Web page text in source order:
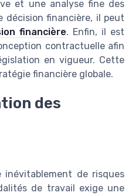
et une analyse fine des
décision financière, il peut
financière. Enfin, il est
contractuelle afin
en vigueur. Cette
financière globale.
des
inévitablement de risques
de travail exige une